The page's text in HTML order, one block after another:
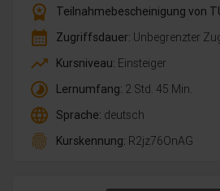
workspace_premium
Teilnahmebescheinigung von
calendar_month Zugriffsdauer: Unbegrenzter
trending_up Kursniveau: Einsteiger
timelapse Lernumfang: 2 Std. 45 Min.
language Sprache: deutsch
fingerprint Kurskennung: R2jz76OnAG